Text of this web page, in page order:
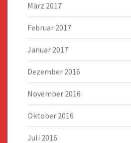
März 2017
Februar 2017
Januar 2017
Dezember 2016
November 2016
Oktober 2016
Juli 2016